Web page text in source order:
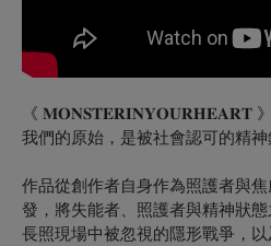
《 𝐌𝐎𝐍𝐒𝐓𝐄𝐑𝐈𝐍𝐘𝐎𝐔𝐑𝐇𝐄𝐀𝐑𝐓 》
我們的原始，是被社會認可的精神
作品從創作者自身作為照護者與
發，將失能者、照護者與精神狀
長照現場中被忽視的隱形戰爭，